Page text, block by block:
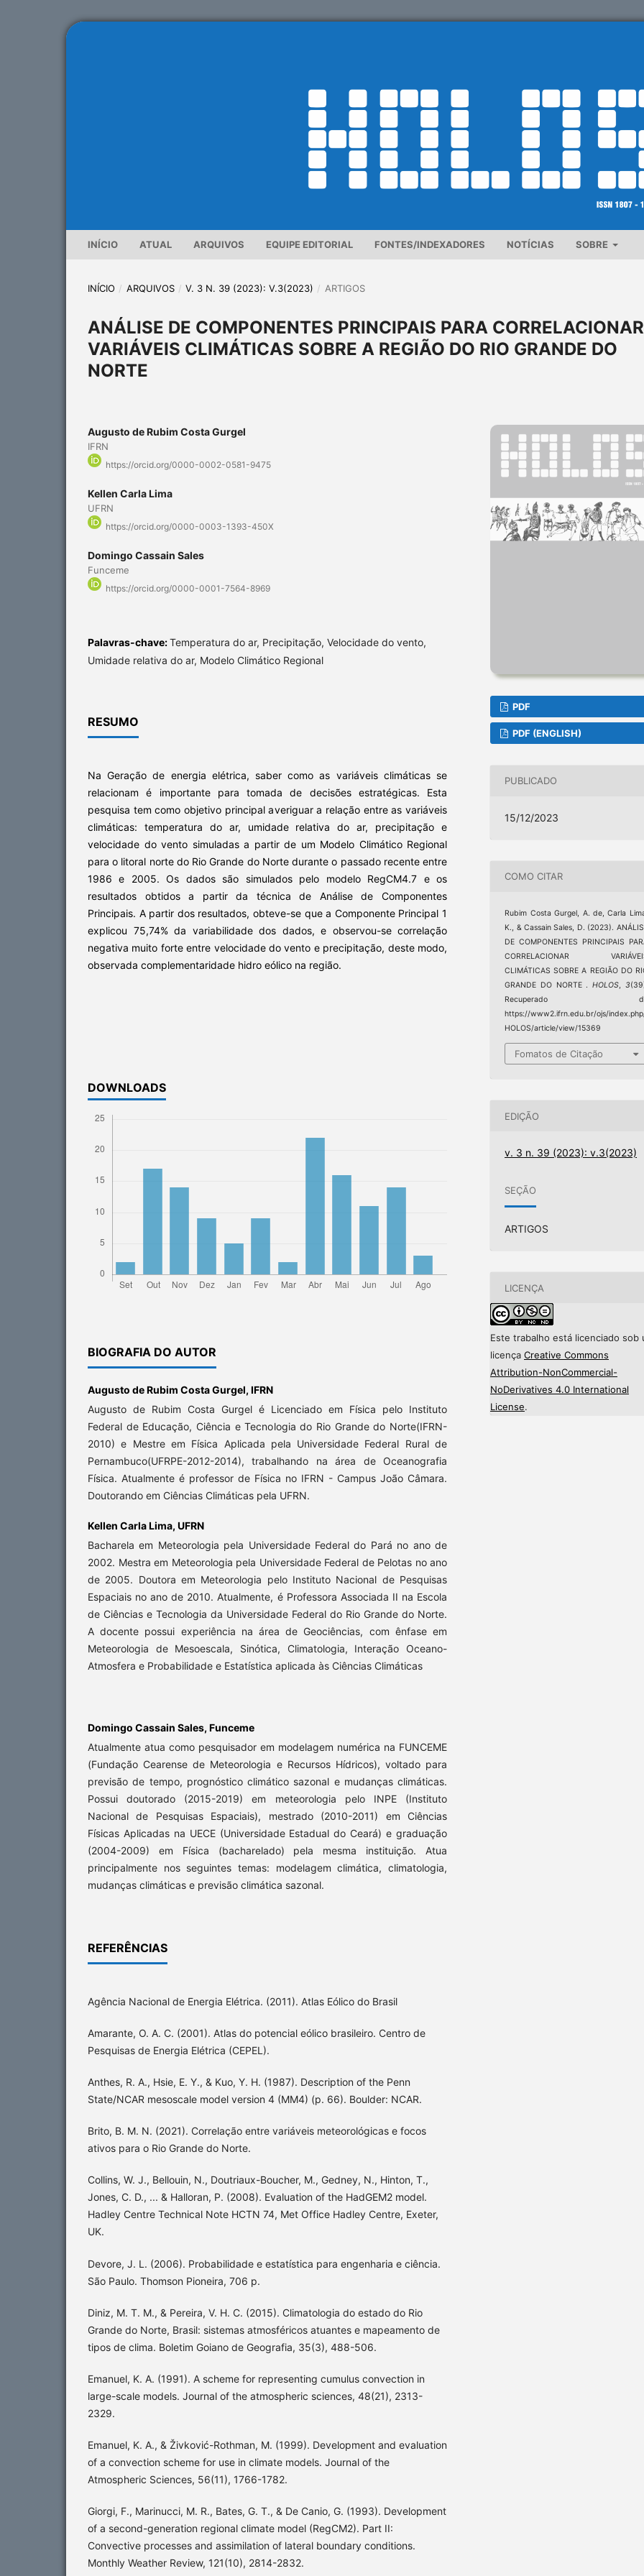
INÍCIO ATUAL ARQUIVOS EQUIPE EDITORIAL FONTES/INDEXADORES NOTÍCIAS SOBRE
INÍCIO / ARQUIVOS / V. 3 N. 39 (2023): V.3(2023) / ARTIGOS
ANÁLISE DE COMPONENTES PRINCIPAIS PARA CORRELACIONAR
VARIÁVEIS CLIMÁTICAS SOBRE A REGIÃO DO RIO GRANDE DO
NORTE
Augusto de Rubim Costa Gurgel
IFRN
https://orcid.org/0000-0002-0581-9475
Kellen Carla Lima
UFRN
https://orcid.org/0000-0003-1393-450X
Domingo Cassain Sales
Funceme
https://orcid.org/0000-0001-7564-8969
Palavras-chave:Temperatura do ar, Precipitação, Velocidade do vento,
Umidade relativa do ar, Modelo Climático Regional
RESUMO
Na Geração de energia elétrica, saber como as variáveis climáticas se
relacionam é importante para tomada de decisões estratégicas. Esta
pesquisa tem como objetivo principal averiguar a relação entre as variáveis
climáticas: temperatura do ar, umidade relativa do ar, precipitação e
velocidade do vento simuladas a partir de um Modelo Climático Regional
para o litoral norte do Rio Grande do Norte durante o passado recente entre
1986 e 2005. Os dados são simulados pelo modelo RegCM4.7 e os
resultados obtidos a partir da técnica de Análise de Componentes
Principais. A partir dos resultados, obteve-se que a Componente Principal 1
explicou 75,74% da variabilidade dos dados, e observou-se correlação
negativa muito forte entre velocidade do vento e precipitação, deste modo,
observada complementaridade hidro eólico na região.
DOWNLOADS
BIOGRAFIA DO AUTOR
Augusto de Rubim Costa Gurgel, IFRN
Augusto de Rubim Costa Gurgel é Licenciado em Física pelo Instituto
Federal de Educação, Ciência e Tecnologia do Rio Grande do Norte(IFRN-
2010) e Mestre em Física Aplicada pela Universidade Federal Rural de
Pernambuco(UFRPE-2012-2014), trabalhando na área de Oceanografia
Física. Atualmente é professor de Física no IFRN - Campus João Câmara.
Doutorando em Ciências Climáticas pela UFRN.
Kellen Carla Lima, UFRN
Bacharela em Meteorologia pela Universidade Federal do Pará no ano de
2002. Mestra em Meteorologia pela Universidade Federal de Pelotas no ano
de 2005. Doutora em Meteorologia pelo Instituto Nacional de Pesquisas
Espaciais no ano de 2010. Atualmente, é Professora Associada II na Escola
de Ciências e Tecnologia da Universidade Federal do Rio Grande do Norte.
A docente possui experiência na área de Geociências, com ênfase em
Meteorologia de Mesoescala, Sinótica, Climatologia, Interação Oceano-
Atmosfera e Probabilidade e Estatística aplicada às Ciências Climáticas
Domingo Cassain Sales, Funceme
Atualmente atua como pesquisador em modelagem numérica na FUNCEME
(Fundação Cearense de Meteorologia e Recursos Hídricos), voltado para
previsão de tempo, prognóstico climático sazonal e mudanças climáticas.
Possui doutorado (2015-2019) em meteorologia pelo INPE (Instituto
Nacional de Pesquisas Espaciais), mestrado (2010-2011) em Ciências
Físicas Aplicadas na UECE (Universidade Estadual do Ceará) e graduação
(2004-2009) em Física (bacharelado) pela mesma instituição. Atua
principalmente nos seguintes temas: modelagem climática, climatologia,
mudanças climáticas e previsão climática sazonal.
REFERÊNCIAS
Agência Nacional de Energia Elétrica. (2011). Atlas Eólico do Brasil
Amarante, O. A. C. (2001). Atlas do potencial eólico brasileiro. Centro de
Pesquisas de Energia Elétrica (CEPEL).
Anthes, R. A., Hsie, E. Y., & Kuo, Y. H. (1987). Description of the Penn
State/NCAR mesoscale model version 4 (MM4) (p. 66). Boulder: NCAR.
Brito, B. M. N. (2021). Correlação entre variáveis meteorológicas e focos
ativos para o Rio Grande do Norte.
Collins, W. J., Bellouin, N., Doutriaux-Boucher, M., Gedney, N., Hinton, T.,
Jones, C. D., ... & Halloran, P. (2008). Evaluation of the HadGEM2 model.
Hadley Centre Technical Note HCTN 74, Met Office Hadley Centre, Exeter,
UK.
Devore, J. L. (2006). Probabilidade e estatística para engenharia e ciência.
São Paulo. Thomson Pioneira, 706 p.
Diniz, M. T. M., & Pereira, V. H. C. (2015). Climatologia do estado do Rio
Grande do Norte, Brasil: sistemas atmosféricos atuantes e mapeamento de
tipos de clima. Boletim Goiano de Geografia, 35(3), 488-506.
Emanuel, K. A. (1991). A scheme for representing cumulus convection in
large-scale models. Journal of the atmospheric sciences, 48(21), 2313-
2329.
Emanuel, K. A., & Živković-Rothman, M. (1999). Development and evaluation
of a convection scheme for use in climate models. Journal of the
Atmospheric Sciences, 56(11), 1766-1782.
Giorgi, F., Marinucci, M. R., Bates, G. T., & De Canio, G. (1993). Development
of a second-generation regional climate model (RegCM2). Part II:
Convective processes and assimilation of lateral boundary conditions.
Monthly Weather Review, 121(10), 2814-2832.
PDF
PDF (ENGLISH)
PUBLICADO
15/12/2023
COMO CITAR
Rubim Costa Gurgel, A. de, Carla
K., & Cassain Sales, D. (2023).
DE COMPONENTES PRINCIPAIS
CORRELACIONAR
CLIMÁTICAS SOBRE A REGIÃO DO
GRANDE DO NORTE .HOLOS 3
Recuperado
https://www2.ifrn.edu.br/ojs/
HOLOS/article/view/15369
Fomatos de Citação
EDIÇÃO
v. 3 n. 39 (2023): v.3(2023)
SEÇÃO
ARTIGOS
LICENÇA
Este trabalho está licenciado sob
licença Creative Commons
Attribution-NonCommercial-
NoDerivatives 4.0 International
License.